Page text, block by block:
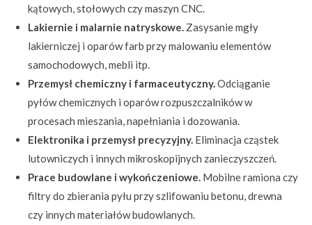
kątowych, stołowych czy maszyn CNC.
Lakiernie i malarnie natryskowe. Zasysanie mgły
lakierniczej i oparów farb przy malowaniu elementów
samochodowych, mebli itp.
Przemysł chemiczny i farmaceutyczny. Odciąganie
pyłów chemicznych i oparów rozpuszczalników w
procesach mieszania, napełniania i dozowania.
Elektronika i przemysł precyzyjny. Eliminacja cząstek
lutowniczych i innych mikroskopijnych zanieczyszczeń.
Prace budowlane i wykończeniowe. Mobilne ramiona czy
filtry do zbierania pyłu przy szlifowaniu betonu, drewna
czy innych materiałów budowlanych.